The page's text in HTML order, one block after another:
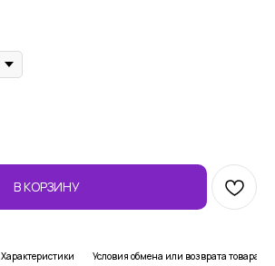
В КОРЗИНУ
Характеристики Условия обмена или возврата товара